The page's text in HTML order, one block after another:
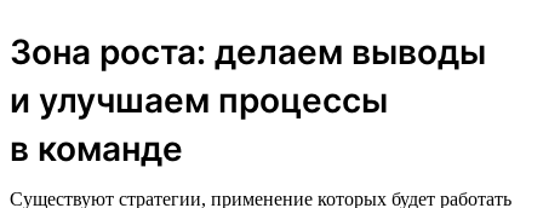
Зона роста: делаем выводы
и улучшаем процессы
в команде
Существуют стратегии, применение которых будет работать